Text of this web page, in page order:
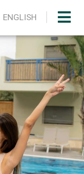
ENGLISH